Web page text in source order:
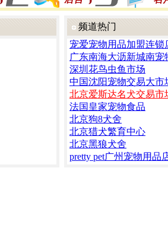
频道热门
宠爱宠物用品加盟连锁
广东南海大沥新城南宠
深圳花鸟虫鱼市场
中国沈阳宠物交易大市
北京爱斯达名犬交易市
法国皇家宠物食品
北京狗8犬舍
北京猎犬繁育中心
北京黑狼犬舍
pretty pet广州宠物用品